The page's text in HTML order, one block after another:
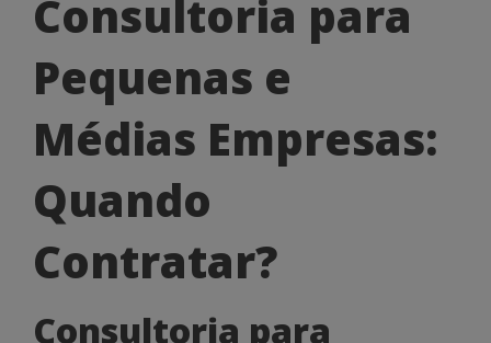
para
Pequenas
e
Médias
Empresas:
Quando
Consultoria para
Pequenas e
Médias Empresas:
Quando
Contratar?
Consultoria para